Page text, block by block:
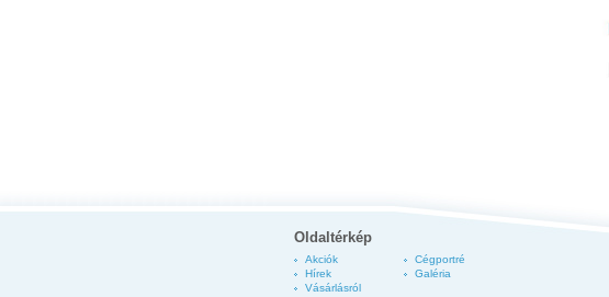
Oldaltérkép
Akciók
Hírek
Vásárlásról
Cégportré
Galéria